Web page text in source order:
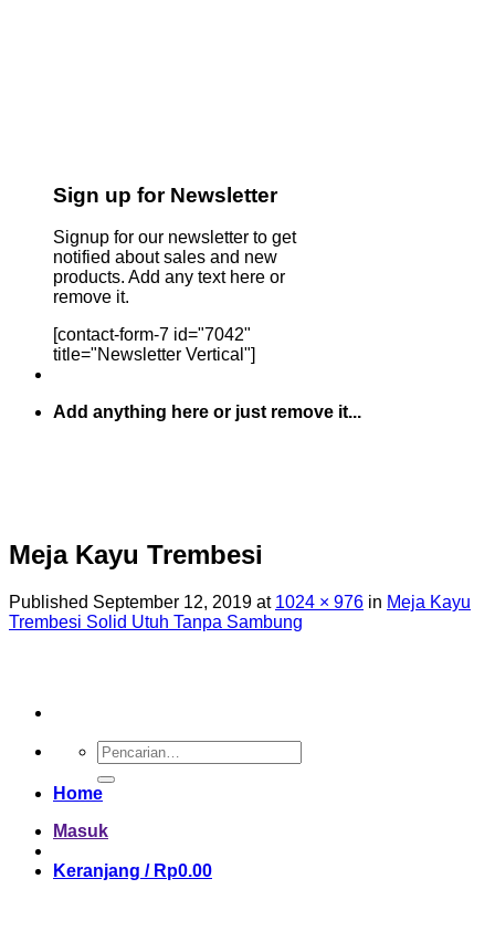
Sign up for Newsletter
Signup for our newsletter to get
notified about sales and new
products. Add any text here or
remove it.
[contact-form-7 id="7042"
title="Newsletter Vertical"]
Add anything here or just remove it...
Pencarian
untuk:
Home
Masuk
Keranjang / Rp0.00
Meja Kayu Trembesi
Published September 12, 2019 at 1024 × 976 in Meja Kayu
Trembesi Solid Utuh Tanpa Sambung